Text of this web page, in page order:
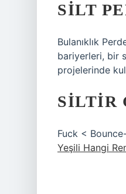
SILT
Bulanıklık
bariyerleri, bir
projelerinde
SILTIR
Fuck <
Yeşili Hangi